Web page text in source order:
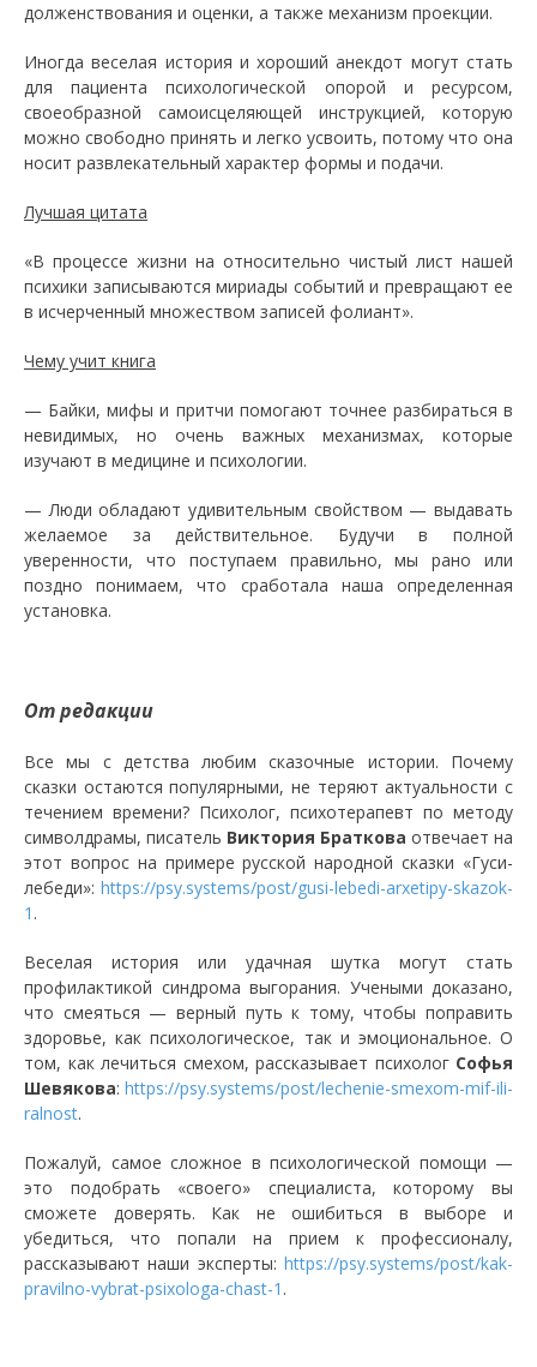
долженствования и оценки, а также механизм проекции.
Иногда веселая история и хороший анекдот могут стать
для пациента психологической опорой и ресурсом,
своеобразной самоисцеляющей инструкцией, которую
можно свободно принять и легко усвоить, потому что она
носит развлекательный характер формы и подачи.
Лучшая цитата
«В процессе жизни на относительно чистый лист нашей
психики записываются мириады событий и превращают ее
в исчерченный множеством записей фолиант».
Чему учит книга
— Байки, мифы и притчи помогают точнее разбираться в
невидимых, но очень важных механизмах, которые
изучают в медицине и психологии.
— Люди обладают удивительным свойством — выдавать
желаемое за действительное. Будучи в полной
уверенности, что поступаем правильно, мы рано или
поздно понимаем, что сработала наша определенная
установка.
От редакции
Все мы с детства любим сказочные истории. Почему
сказки остаются популярными, не теряют актуальности с
течением времени? Психолог, психотерапевт по методу
символдрамы, писатель Виктория Браткова отвечает на
этот вопрос на примере русской народной сказки «Гуси-
лебеди»: https://psy.systems/post/gusi-lebedi-arxetipy-skazok-
1 .
Веселая история или удачная шутка могут стать
профилактикой синдрома выгорания. Учеными доказано,
что смеяться — верный путь к тому, чтобы поправить
здоровье, как психологическое, так и эмоциональное. О
том, как лечиться смехом, рассказывает психолог Софья
Шевякова: https://psy.systems/post/lechenie-smexom-mif-ili-
ralnost.
Пожалуй, самое сложное в психологической помощи —
это подобрать «своего» специалиста, которому вы
сможете доверять. Как не ошибиться в выборе и
убедиться, что попали на прием к профессионалу,
рассказывают наши эксперты: https://psy.systems/post/kak-
pravilno-vybrat-psixologa-chast-1 .